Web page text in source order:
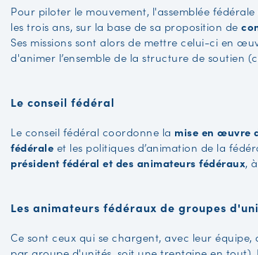
Pour piloter le mouvement, l'assemblée
les trois ans, sur la base de sa proposition de
Ses missions sont alors de mettre celui-ci en
d'animer l’ensemble de la structure de soutien
Le conseil fédéral
Le conseil fédéral coordonne la mise en œuvre
fédérale et les politiques d’animation de la
président fédéral et des animateurs fédéraux,
Les animateurs fédéraux de groupes
Ce sont ceux qui se chargent, avec leur équipe,